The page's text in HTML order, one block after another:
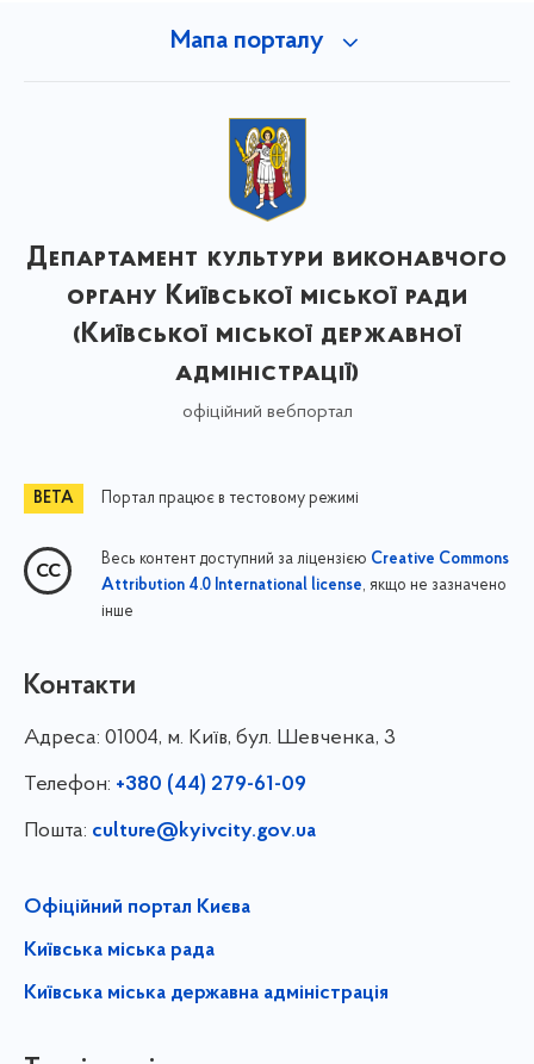
Мапа порталу
Департамент культури виконавчого
органу Київської міської ради
(Київської міської державної
адміністрації)
офіційний вебпортал
Портал працює в тестовому режимі
Весь контент доступний за ліцензією Creative Commons
Attribution 4.0 International license, якщо не зазначено
інше
Контакти
Адреса: 01004, м. Київ, бул. Шевченка, 3
Телефон: +380 (44) 279-61-09
Пошта: culture@kyivcity.gov.ua
Офіційний портал Києва
Київська міська рада
Київська міська державна адміністрація